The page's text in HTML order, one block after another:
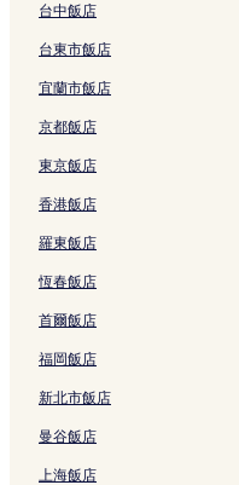
條
限
圓德院附近的飯店
烏丸站附近的飯店
古都京都的文化財附近的飯店
京都四條南座附近的飯店
兩足院附近的飯店
夢館附近的飯店
七條站附近的飯店
祗園四條站附近的飯店
台中飯店
台東市飯店
宜蘭市飯店
京都飯店
東京飯店
香港飯店
羅東飯店
恆春飯店
首爾飯店
福岡飯店
新北市飯店
曼谷飯店
上海飯店